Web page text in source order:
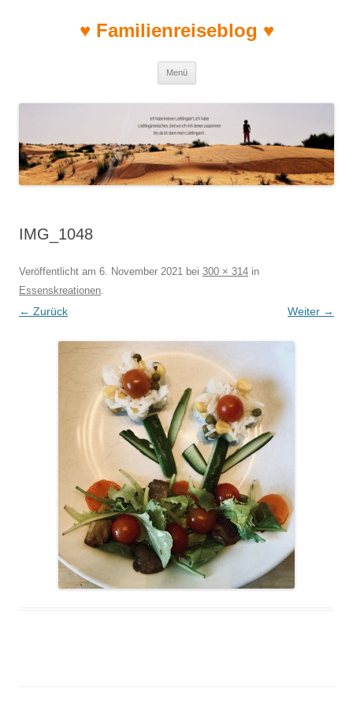
♥ Familienreiseblog ♥
Menü
IMG_1048
Veröffentlicht am 6. November 2021 bei 300 × 314 in
Essenskreationen.
← Zurück Weiter →